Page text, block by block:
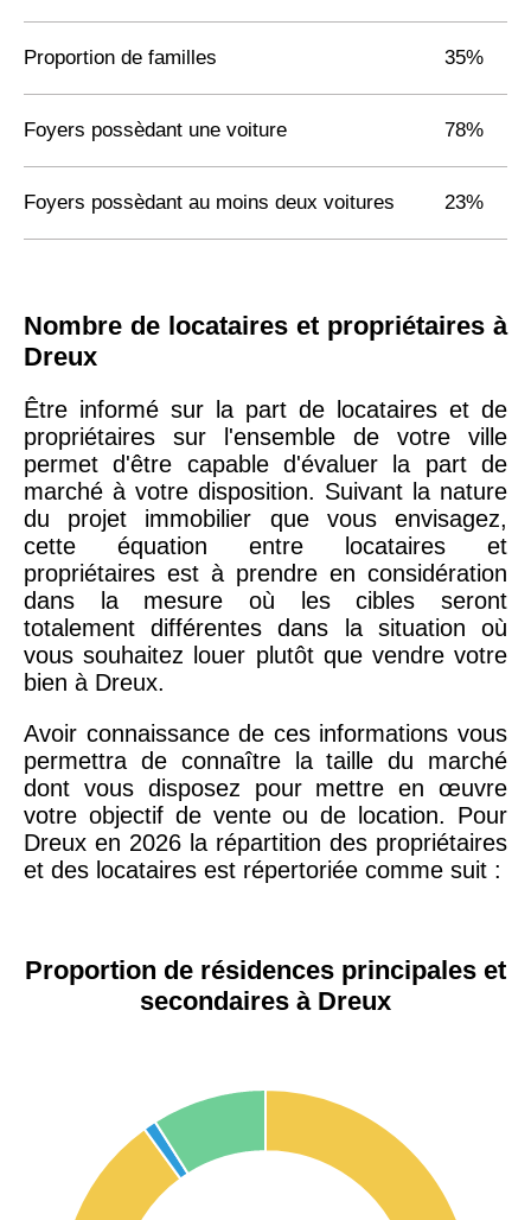
Proportion de familles 35%
Foyers possèdant une voiture 78%
Foyers possèdant au moins deux voitures 23%
Nombre de locataires et propriétaires à
Dreux
Être informé sur la part de locataires et de
propriétaires sur l'ensemble de votre ville
permet d'être capable d'évaluer la part de
marché à votre disposition. Suivant la nature
du projet immobilier que vous envisagez,
cette équation entre locataires et
propriétaires est à prendre en considération
dans la mesure où les cibles seront
totalement différentes dans la situation où
vous souhaitez louer plutôt que vendre votre
bien à Dreux.
Avoir connaissance de ces informations vous
permettra de connaître la taille du marché
dont vous disposez pour mettre en œuvre
votre objectif de vente ou de location. Pour
Dreux en 2026 la répartition des propriétaires
et des locataires est répertoriée comme suit :
Proportion de résidences principales et
secondaires à Dreux